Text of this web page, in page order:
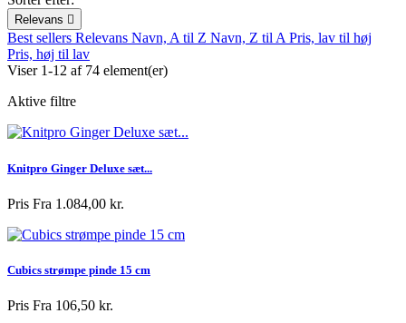
Relevans 
Best sellers Relevans Navn, A til Z Navn, Z til A Pris, lav til høj
Pris, høj til lav
Viser 1-12 af 74 element(er)
Aktive filtre
Knitpro Ginger Deluxe sæt...
Pris Fra 1.084,00 kr.
Cubics strømpe pinde 15 cm
Pris Fra 106,50 kr.